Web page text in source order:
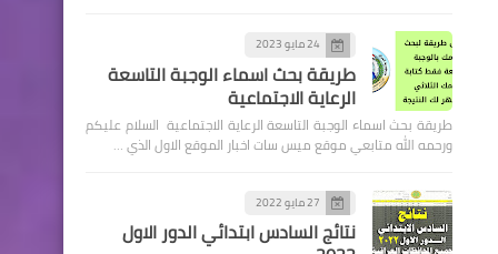
24 مايو 2023
طريقة بحث اسماء الوجبة التاسعة
الرعاية الاجتماعية
طريقة بحث اسماء الوجبة التاسعة الرعاية الاجتماعية السلام عليكم
ورحمه الله متابعي موقع ميس سات اخبار الموقع الاول الذي …
27 مايو 2022
نتائج السادس ابتدائي الدور الاول
اخبار العامة
للصحة والسلامة الوطنية :